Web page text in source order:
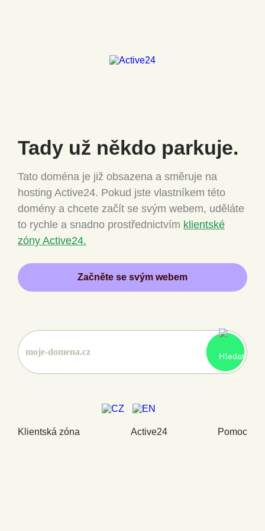
Tady už někdo parkuje.
Tato doména je již obsazena a směruje na
hosting Active24. Pokud jste vlastníkem této
domény a chcete začít se svým webem, uděláte
to rychle a snadno prostřednictvím klientské
zóny Active24.
Začněte se svým webem
Klientská zóna Active24 Pomoc